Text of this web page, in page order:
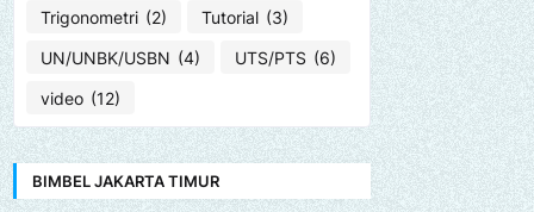
Trigonometri (2) Tutorial (3)
UN/UNBK/USBN (4) UTS/PTS (6)
video (12)
BIMBEL JAKARTA TIMUR